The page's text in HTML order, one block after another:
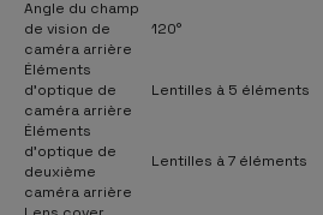
Angle du champ
de vision de
caméra arrière
120°
Éléments
d’optique de
caméra arrière
Lentilles à 5 éléments
Éléments
d’optique de
deuxième
caméra arrière
Lentilles à 7 éléments